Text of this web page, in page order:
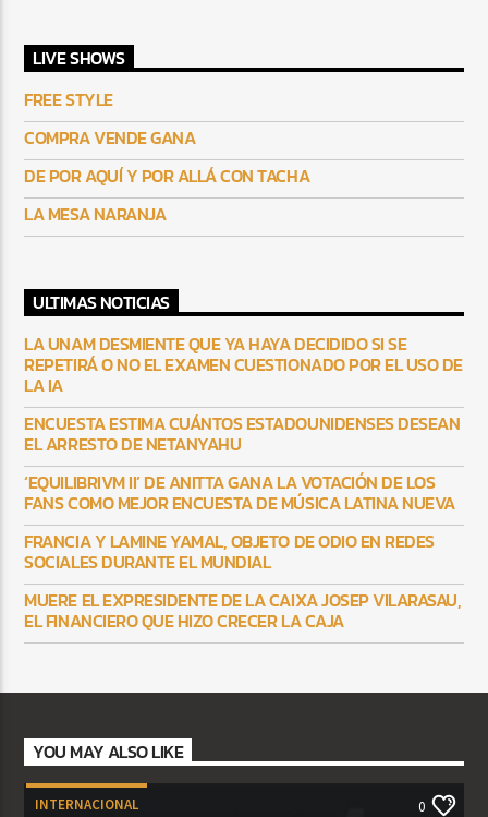
LIVE SHOWS
FREE STYLE
COMPRA VENDE GANA
DE POR AQUÍ Y POR ALLÁ CON TACHA
LA MESA NARANJA
ULTIMAS NOTICIAS
LA UNAM DESMIENTE QUE YA HAYA DECIDIDO SI SE
REPETIRÁ O NO EL EXAMEN CUESTIONADO POR EL USO DE
LA IA
ENCUESTA ESTIMA CUÁNTOS ESTADOUNIDENSES DESEAN
EL ARRESTO DE NETANYAHU
‘EQUILIBRIVM II’ DE ANITTA GANA LA VOTACIÓN DE LOS
FANS COMO MEJOR ENCUESTA DE MÚSICA LATINA NUEVA
FRANCIA Y LAMINE YAMAL, OBJETO DE ODIO EN REDES
SOCIALES DURANTE EL MUNDIAL
MUERE EL EXPRESIDENTE DE LA CAIXA JOSEP VILARASAU,
EL FINANCIERO QUE HIZO CRECER LA CAJA
YOU MAY ALSO LIKE
INTERNACIONAL 0